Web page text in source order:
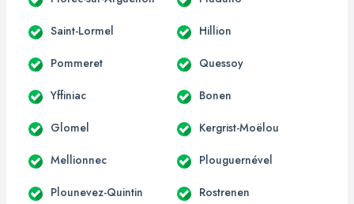
Saint-Lormel Hillion
Pommeret Quessoy
Yffiniac Bonen
Glomel Kergrist-Moëlou
Mellionnec Plouguernével
Plounevez-Quintin Rostrenen